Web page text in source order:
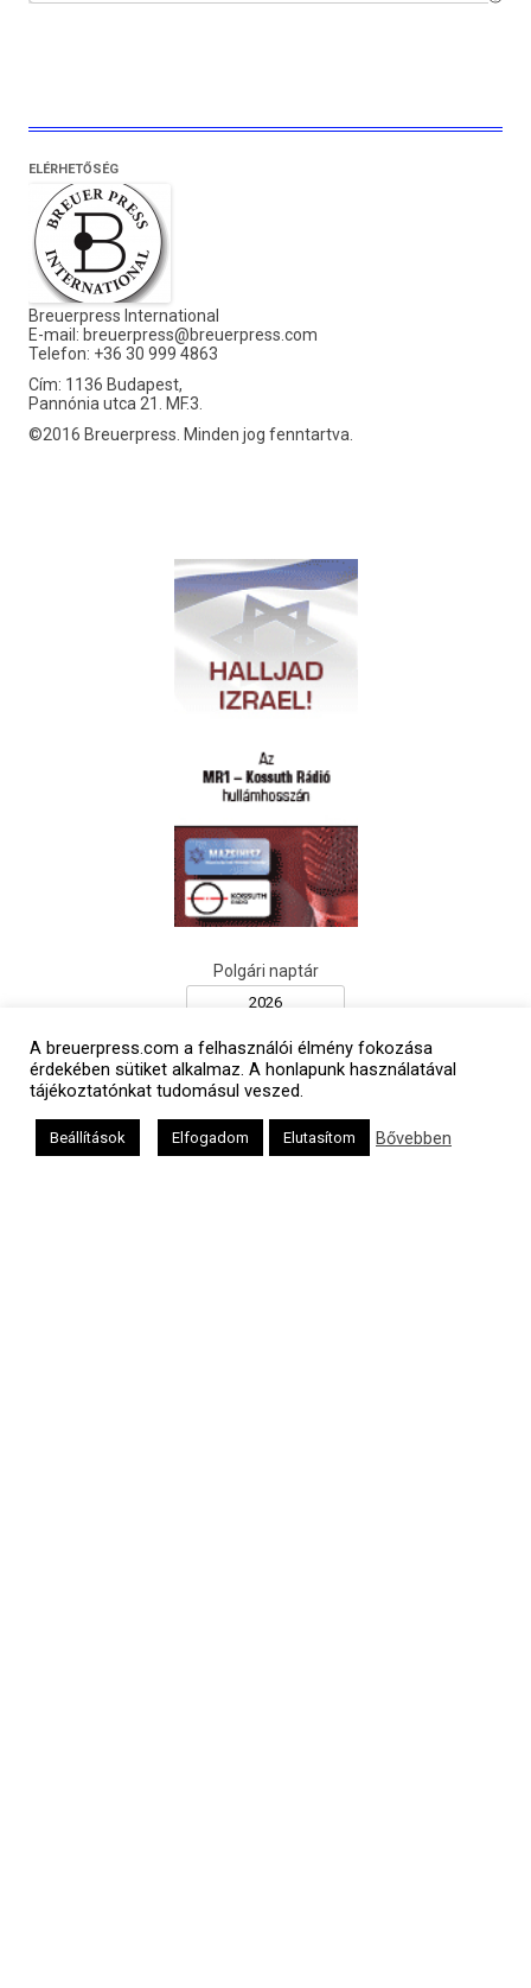
ELÉRHETŐSÉG
Breuerpress International
E-mail: breuerpress@breuerpress.com
Telefon: +36 30 999 4863
Cím: 1136 Budapest,
Pannónia utca 21. MF.3.
©2016 Breuerpress. Minden jog fenntartva.
Polgári naptár
A breuerpress.com a felhasználói élmény fokozása
érdekében sütiket alkalmaz. A honlapunk használatával
tájékoztatónkat tudomásul veszed.
Beállítások Elfogadom Elutasítom Bővebben